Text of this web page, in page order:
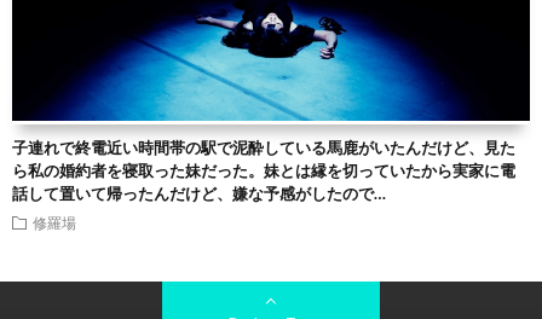
子連れで終電近い時間帯の駅で泥酔している馬鹿がいたんだけど、見た
ら私の婚約者を寝取った妹だった。妹とは縁を切っていたから実家に電
話して置いて帰ったんだけど、嫌な予感がしたので…
修羅場